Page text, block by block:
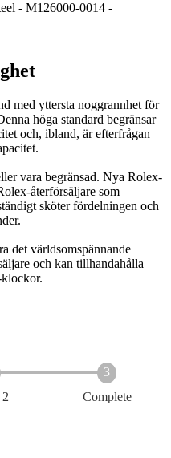
med yttersta noggrannhet för
höga standard begränsar
och, ibland, är efterfrågan
vara begränsad. Nya Rolex-
återförsäljare som
sköter fördelningen och
det världsomspännande
och kan tillhandahålla
2 Complete